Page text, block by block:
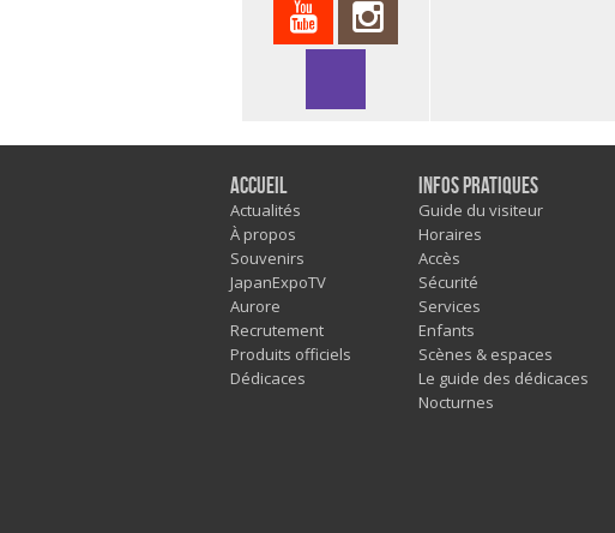
Accueil
Actualités
À propos
Souvenirs
JapanExpoTV
Aurore
Recrutement
Produits officiels
Dédicaces
Infos pratiques
Guide du visiteur
Horaires
Accès
Sécurité
Services
Enfants
Scènes & espaces
Le guide des dédicaces
Nocturnes